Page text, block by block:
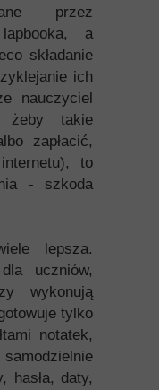
przez
a
składanie
ich
nauczyciel
żeby takie
zapłacić,
to
- szkoda
lepsza.
uczniów,
wykonują
tylko
notatek,
hasła, daty,